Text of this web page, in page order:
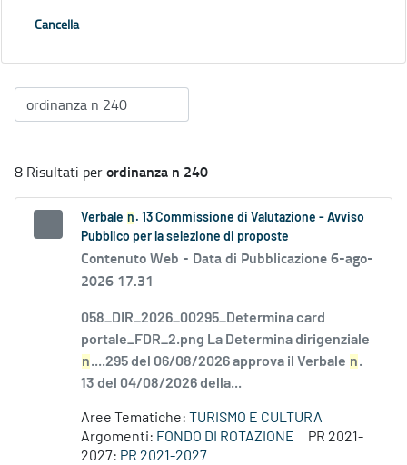
Cancella
8 Risultati perordinanza n 240
Verbale n . 13 Commissione di Valutazione - Avviso
Pubblico per la selezione di proposte
Contenuto Web - Data di Pubblicazione 6-ago-
2026 17.31
058_DIR_2026_00295_Determina card
portale_FDR_2.png La Determina dirigenziale
n....295 del 06/08/2026 approva il Verbale n.
13 del 04/08/2026 della...
Aree Tematiche: TURISMO E CULTURA
Argomenti: FONDO DI ROTAZIONE
PR 2021-
2027: PR 2021-2027